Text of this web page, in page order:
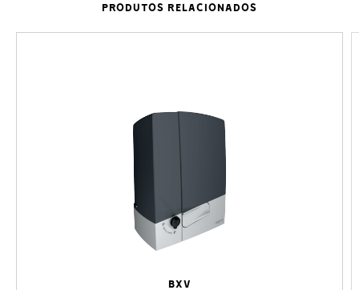
PRODUTOS RELACIONADOS
BXV